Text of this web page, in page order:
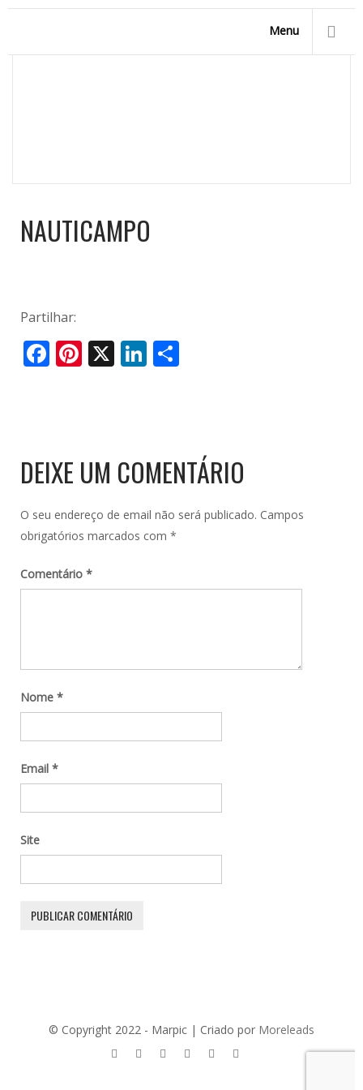
Menu
NAUTICAMPO
Partilhar:
Facebook
Pinterest
X LinkedIn
DEIXE UM COMENTÁRIO
O seu endereço de email não será publicado. Campos
obrigatórios marcados com *
Comentário *
Nome *
Email *
Site
© Copyright 2022 - Marpic | Criado por Moreleads